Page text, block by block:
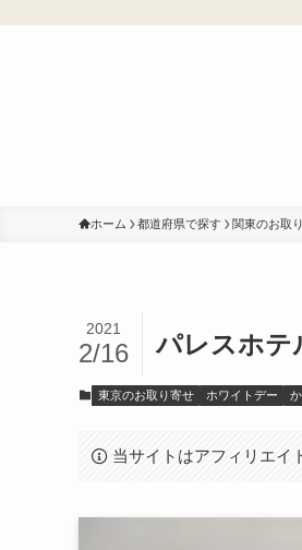
ホーム 都道府県で探す 関東のお取
パレスホテ
2021
2/16
東京のお取り寄せ ホワイトデー
当サイトはアフィリエイ